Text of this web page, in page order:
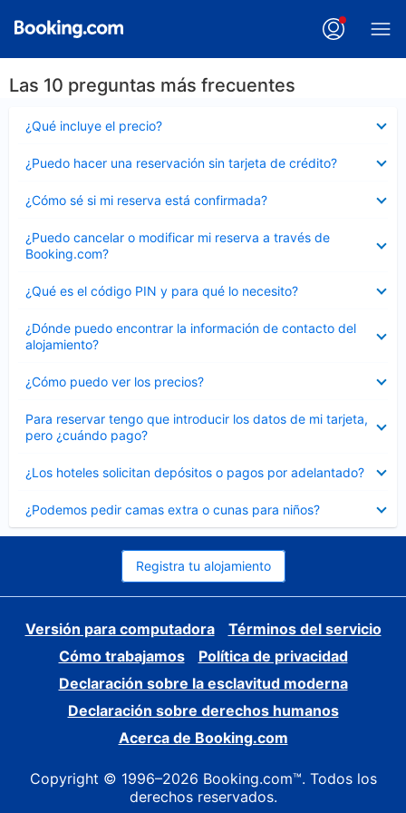
Las 10 preguntas más frecuentes
¿Qué incluye el precio?
cerrado
¿Puedo hacer una reservación sin tarjeta de crédito?
cerrado
¿Cómo sé si mi reserva está confirmada?
cerrado
¿Puedo cancelar o modificar mi reserva a través de
Booking.com?
cerrado
¿Qué es el código PIN y para qué lo necesito?
cerrado
¿Dónde puedo encontrar la información de contacto del
alojamiento?
cerrado
¿Cómo puedo ver los precios?
cerrado
Para reservar tengo que introducir los datos de mi tarjeta,
pero ¿cuándo pago?
cerrado
¿Los hoteles solicitan depósitos o pagos por adelantado?
cerrado
¿Podemos pedir camas extra o cunas para niños?
cerrado
Registra tu alojamiento
Versión para computadora
Términos del servicio
Cómo trabajamos
Política de privacidad
Declaración sobre la esclavitud moderna
Declaración sobre derechos humanos
Acerca de Booking.com
Copyright © 1996–2026 Booking.com™. Todos los
derechos reservados.